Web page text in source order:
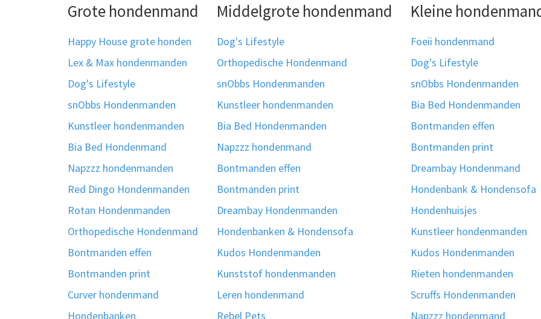
Grote hondenmand
Happy House grote honden
Lex & Max hondenmanden
Dog's Lifestyle
snObbs Hondenmanden
Kunstleer hondenmanden
Bia Bed Hondenmand
Napzzz hondenmanden
Red Dingo Hondenmanden
Rotan Hondenmanden
Orthopedische Hondenmand
Bontmanden effen
Bontmanden print
Curver hondenmand
Hondenbanken
Middelgrote hondenmand
Dog's Lifestyle
Orthopedische Hondenmand
snObbs Hondenmanden
Kunstleer hondenmanden
Bia Bed Hondenmanden
Napzzz hondenmand
Bontmanden effen
Bontmanden print
Dreambay Hondenmanden
Hondenbanken & Hondensofa
Kudos Hondenmanden
Kunststof hondenmanden
Leren hondenmand
Rebel Pets
Kleine
Foeii hondenmand
Dog's Lifestyle
snObbs Hondenmanden
Bia Bed Hondenmanden
Bontmanden effen
Bontmanden print
Dreambay Hondenmand
Hondenbank & Hondensofa
Hondenhuisjes
Kunstleer hondenmanden
Kudos Hondenmanden
Rieten hondenmanden
Scruffs Hondenmanden
Napzzz hondenmand